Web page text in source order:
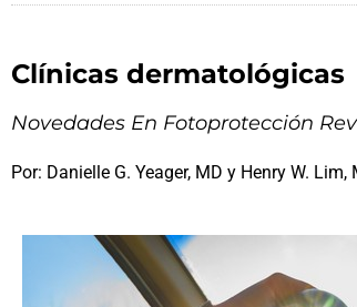
Clínicas dermatológicas
Novedades En Fotoprotección
Por: Danielle G. Yeager, MD y Henry W. Lim,